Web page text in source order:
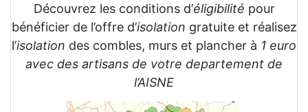
Découvrez les conditions d’éligibilité pour
bénéficier de l’offre d’isolation gratuite et réalisez
l’isolation des combles, murs et plancher à 1 euro
avec des artisans de votre departement de
l’AISNE